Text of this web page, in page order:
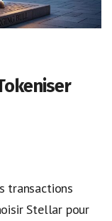
transactions
Stellar pour